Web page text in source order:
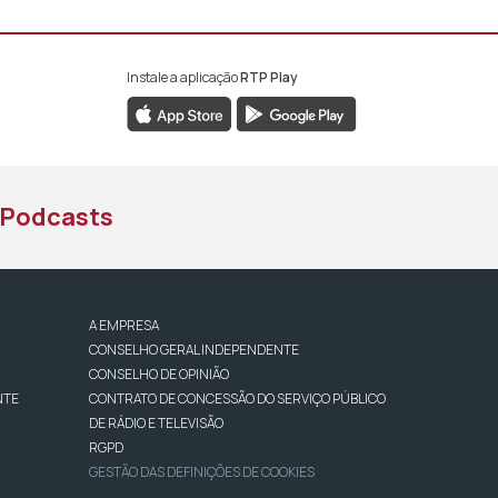
da RTP África
da RTP África
YouTube da RTP África
Instale a aplicaçãoRTP Play
Podcasts
A EMPRESA
CONSELHO GERAL INDEPENDENTE
CONSELHO DE OPINIÃO
CONTRATO DE CONCESSÃO DO SERVIÇO PÚBLICO
DE RÁDIO E TELEVISÃO
RGPD
GESTÃO DAS DEFINIÇÕES DE COOKIES